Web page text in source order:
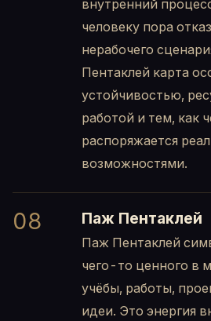
внутренний
человеку пора
нерабочего
Пентаклей карта
устойчивостью,
работой и тем, как
распоряжается
возможностями.
08 Паж Пентаклей
Паж Пентаклей
чего-то ценного в
учёбы, работы,
идеи. Это энергия